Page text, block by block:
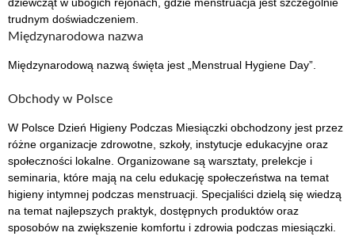
trudnym doświadczeniem.
Międzynarodowa nazwa
Międzynarodową nazwą święta jest „Menstrual Hygiene Day”.
Obchody w Polsce
W Polsce Dzień Higieny Podczas Miesiączki obchodzony jest przez
różne organizacje zdrowotne, szkoły, instytucje edukacyjne oraz
społeczności lokalne. Organizowane są warsztaty, prelekcje i
seminaria, które mają na celu edukację społeczeństwa na temat
higieny intymnej podczas menstruacji. Specjaliści dzielą się wiedzą
na temat najlepszych praktyk, dostępnych produktów oraz
sposobów na zwiększenie komfortu i zdrowia podczas miesiączki.